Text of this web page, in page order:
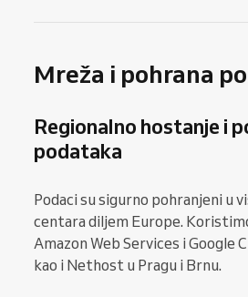
Mreža i pohrana
Regionalno hostanje i
podataka
Podaci su sigurno pohranjeni u
centara diljem Europe.
Amazon Web Services i Google
kao i Nethost u Pragu i Brnu.